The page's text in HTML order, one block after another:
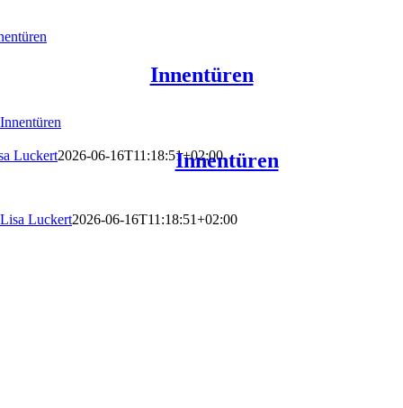
Innentüren
Innentüren
Lisa Luckert2026-06-16T11:18:51+02:00
Innentüren
Luckert2026-06-16T11:18:51+02:00